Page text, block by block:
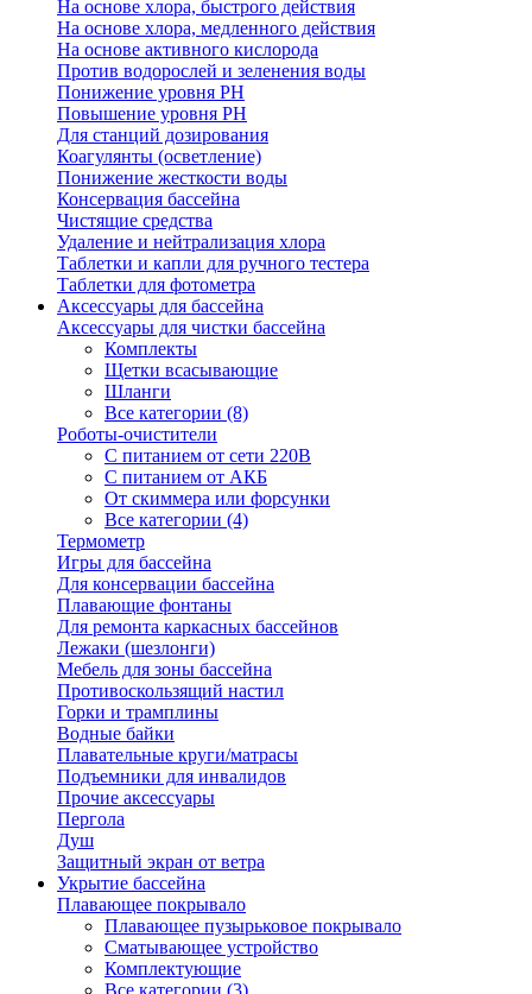
На основе хлора, быстрого действия
На основе хлора, медленного действия
На основе активного кислорода
Против водорослей и зеленения воды
Понижение уровня РН
Повышение уровня РН
Для станций дозирования
Коагулянты (осветление)
Понижение жесткости воды
Консервация бассейна
Чистящие средства
Удаление и нейтрализация хлора
Таблетки и капли для ручного тестера
Таблетки для фотометра
Аксессуары для бассейна
Аксессуары для чистки бассейна
Комплекты
Щетки всасывающие
Шланги
Все категории (8)
Роботы-очистители
С питанием от сети 220В
С питанием от АКБ
От скиммера или форсунки
Все категории (4)
Термометр
Игры для бассейна
Для консервации бассейна
Плавающие фонтаны
Для ремонта каркасных бассейнов
Лежаки (шезлонги)
Мебель для зоны бассейна
Противоскользящий настил
Горки и трамплины
Водные байки
Плавательные круги/матрасы
Подъемники для инвалидов
Прочие аксессуары
Пергола
Душ
Защитный экран от ветра
Укрытие бассейна
Плавающее покрывало
Плавающее пузырьковое покрывало
Сматывающее устройство
Комплектующие
Все категории (3)